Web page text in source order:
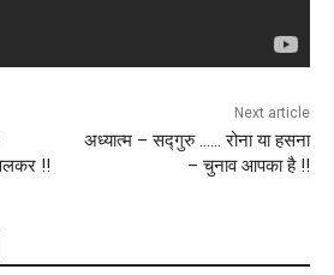
!!
Next article
अध्यात्म – सद्गुरु …… रोना या हसना
– चुनाव आपका है !!